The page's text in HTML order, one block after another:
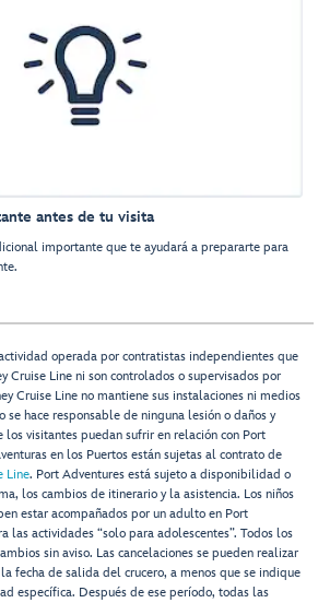
antes de tu visita
importante que te ayudará a prepararte para
operada por contratistas independientes que
Cruise Line ni son controlados o supervisados por
Cruise Line no mantiene sus instalaciones ni medios
se hace responsable de ninguna lesión o daños y
visitantes puedan sufrir en relación con Port
en los Puertos están sujetas al contrato de
Line. Port Adventures está sujeto a disponibilidad o
los cambios de itinerario y la asistencia. Los niños
estar acompañados por un adulto en Port
las actividades “solo para adolescentes”. Todos los
sin aviso. Las cancelaciones se pueden realizar
fecha de salida del crucero, a menos que se indique
específica. Después de ese período, todas las